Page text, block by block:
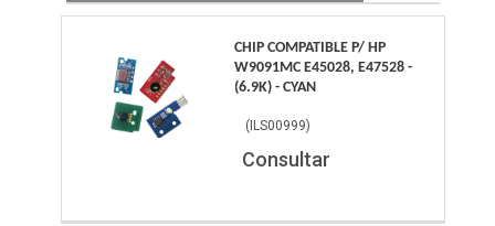
CHIP COMPATIBLE P/ HP
W9091MC E45028, E47528 -
(6.9K) - CYAN
( ILS00999)
Consultar